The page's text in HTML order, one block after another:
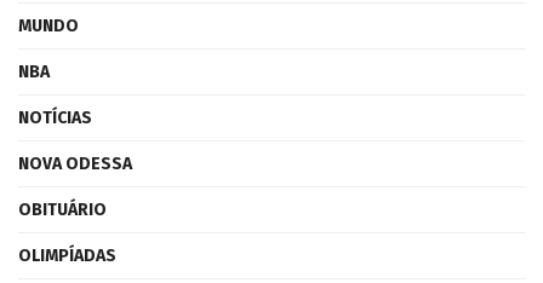
MUNDO
NBA
NOTÍCIAS
NOVA ODESSA
OBITUÁRIO
OLIMPÍADAS